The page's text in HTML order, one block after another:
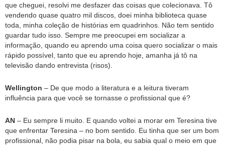
que cheguei, resolvi me desfazer das coisas que colecionava. Tô
vendendo quase quatro mil discos, doei minha biblioteca quase
toda, minha coleção de histórias em quadrinhos. Não tem sentido
guardar tudo isso. Sempre me preocupei em socializar a
informação, quando eu aprendo uma coisa quero socializar o mais
rápido possível, tanto que eu aprendo hoje, amanha já tô na
televisão dando entrevista (risos).
Wellington – De que modo a literatura e a leitura tiveram
influência para que você se tornasse o profissional que é?
AN – Eu sempre li muito. E quando voltei a morar em Teresina tive
que enfrentar Teresina – no bom sentido. Eu tinha que ser um bom
profissional, não podia pisar na bola, eu sabia qual o meio em que